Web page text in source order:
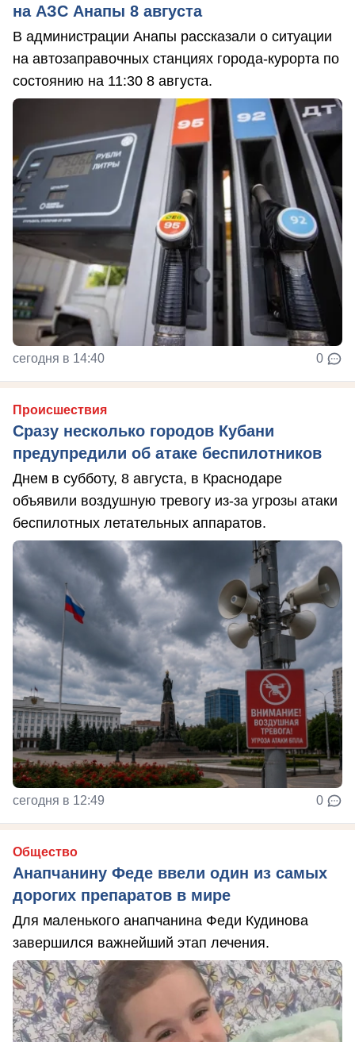
на АЗС Анапы 8 августа
В администрации Анапы рассказали о ситуации
на автозаправочных станциях города-курорта по
состоянию на 11:30 8 августа.
сегодня в 14:40 0
Происшествия
Сразу несколько городов Кубани
предупредили об атаке беспилотников
Днем в субботу, 8 августа, в Краснодаре
объявили воздушную тревогу из-за угрозы атаки
беспилотных летательных аппаратов.
сегодня в 12:49 0
Общество
Анапчанину Феде ввели один из самых
дорогих препаратов в мире
Для маленького анапчанина Феди Кудинова
завершился важнейший этап лечения.